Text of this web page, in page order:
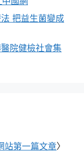
把益生菌變成
院健檢社會集
站第一篇文章〉